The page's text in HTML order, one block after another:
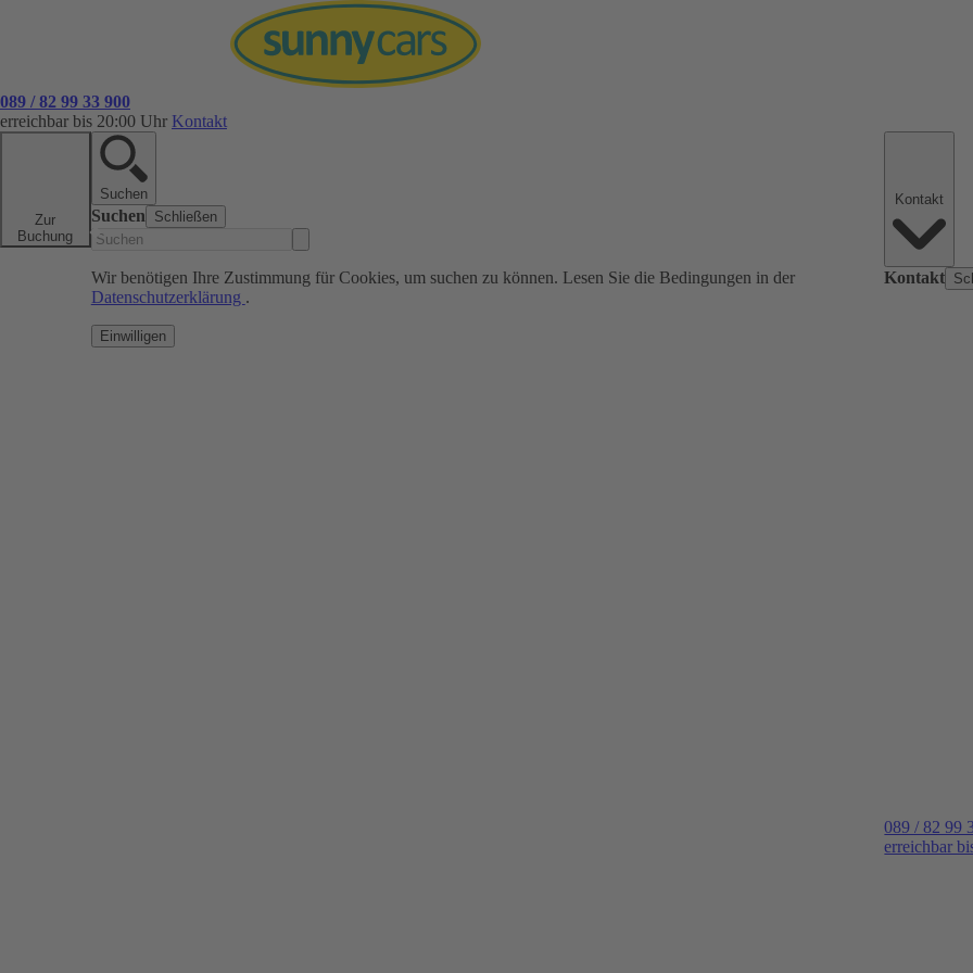
089 / 82 99 33 900
erreichbar bis 20:00 Uhr Kontakt
Zur
Buchung
Suchen
Suchen Schließen
Wir benötigen Ihre Zustimmung für Cookies, um suchen zu können. Lesen Sie die Bedingungen in der
Datenschutzerklärung .
Einwilligen
Kontakt
089 / 82 99
erreichbar